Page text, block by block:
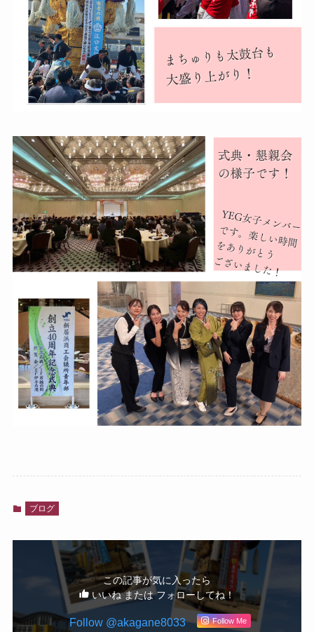
ブログ
この記事が気に入ったら
いいね または フォローしてね！
Follow @akagane8033 Follow Me